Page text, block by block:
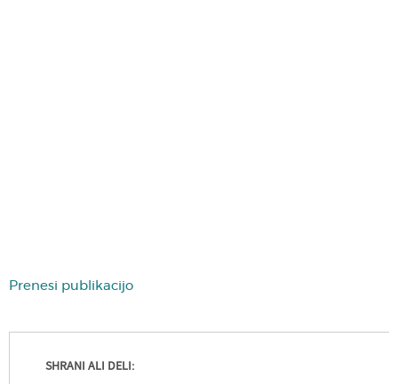
Prenesi publikacijo
SHRANI ALI DELI: